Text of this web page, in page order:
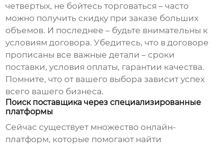
четвертых, не бойтесь торговаться – часто
можно получить скидку при заказе больших
объемов. И последнее – будьте внимательны к
условиям договора. Убедитесь, что в договоре
прописаны все важные детали – сроки
поставки, условия оплаты, гарантии качества.
Помните, что от вашего выбора зависит успех
всего вашего бизнеса.
Поиск поставщика через специализированные
платформы
Сейчас существует множество онлайн-
платформ, которые помогают найти